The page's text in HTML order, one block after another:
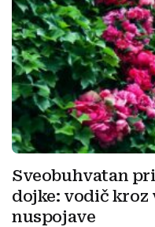
Sveobuhvatan
dojke: vodič
nuspojave